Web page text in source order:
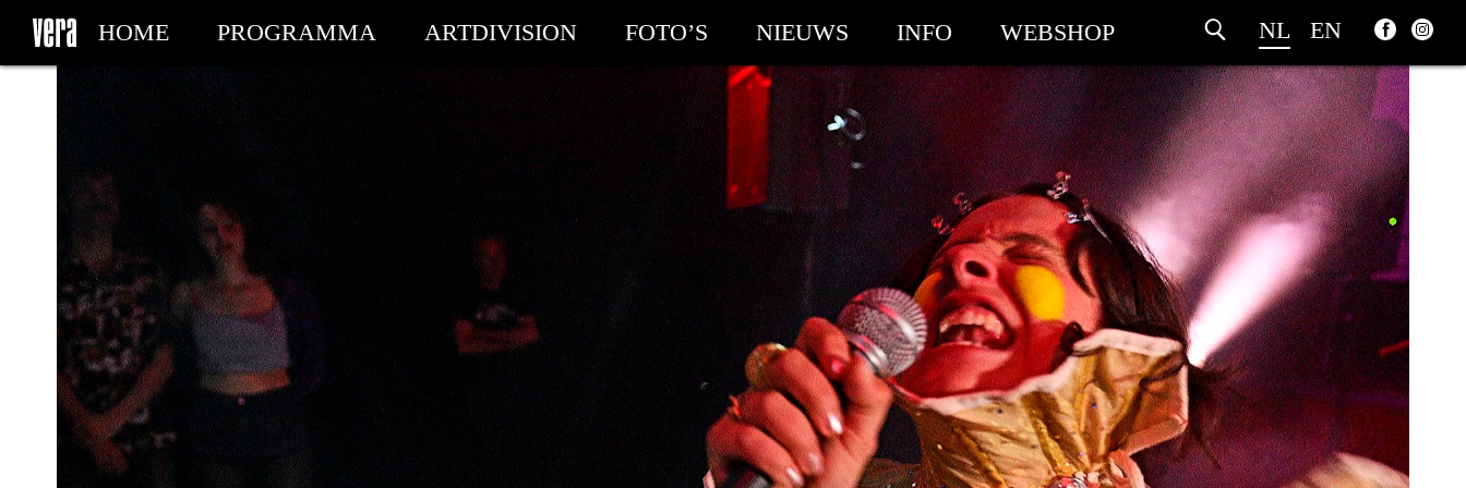
NL EN
HOME PROGRAMMA ARTDIVISION FOTO’S NIEUWS INFO WEBSHOP
MIJN TICKETS